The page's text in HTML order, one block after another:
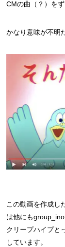
CMの曲（？）を
かなり意味が不明
この動画を作成し
は他にも
クリープハイプと
しています。